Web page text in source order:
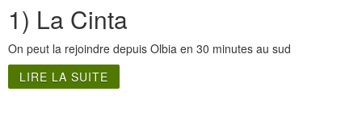
1) La Cinta
On peut la rejoindre depuis Olbia en 30 minutes au sud
LIRE LA SUITE